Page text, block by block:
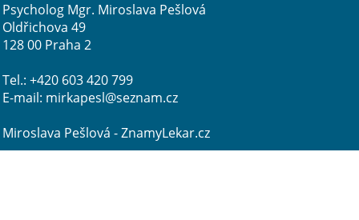
Psycholog Mgr. Miroslava Pešlová
Oldřichova 49
128 00 Praha 2
Tel.: +420 603 420 799
E-mail: mirkapesl@seznam.cz
Miroslava Pešlová - ZnamyLekar.cz